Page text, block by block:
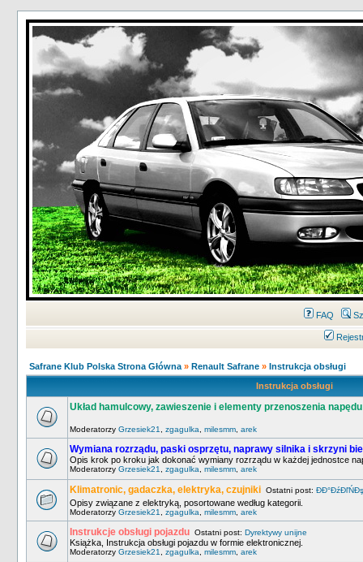
FAQ
Safrane Klub Polska Strona Główna » Renault Safrane » Instrukcja obsługi
Instrukcja obsługi
Układ hamulcowy, zawieszenie i elementy przenoszenia napędu
Moderatorzy Grzesiek21 zgagulka milesmm arek
Wymiana rozrządu, paski osprzętu, naprawy silnika i skrzyni
Opis krok po kroku jak dokonać wymiany rozrządu w każdej jednostce
Moderatorzy Grzesiek21 zgagulka milesmm arek
Klimatronic, gadaczka, elektryka, czujniki Ostatni post:
Opisy związane z elektryką, posortowane według kategorii.
Moderatorzy Grzesiek21 zgagulka milesmm arek
Instrukcje obsługi pojazdu Ostatni post: Dyrektywy unijne
Książka, Instrukcja obsługi pojazdu w formie elektronicznej.
Moderatorzy Grzesiek21 zgagulka milesmm arek